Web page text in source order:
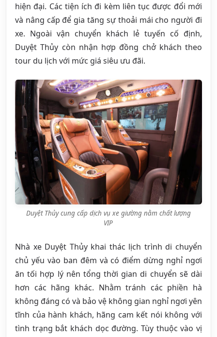
hiện đại. Các tiện ích đi kèm liên tục được đổi mới
và nâng cấp để gia tăng sự thoải mái cho người đi
xe. Ngoài vận chuyển khách lẻ tuyến cố định,
Duyệt Thủy còn nhận hợp đồng chở khách theo
tour du lịch với mức giá siêu ưu đãi.
Duyệt Thủy cung cấp dịch vụ xe giường nằm chất lượng
VIP
Nhà xe Duyệt Thủy khai thác lịch trình di chuyển
chủ yếu vào ban đêm và có điểm dừng nghỉ ngơi
ăn tối hợp lý nên tổng thời gian di chuyển sẽ dài
hơn các hãng khác. Nhằm tránh các phiền hà
không đáng có và bảo vệ không gian nghỉ ngơi yên
tĩnh của hành khách, hãng cam kết nói không với
tình trạng bắt khách dọc đường. Tùy thuộc vào vị